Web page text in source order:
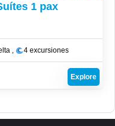
1 pax
, 4 excursiones
Explore